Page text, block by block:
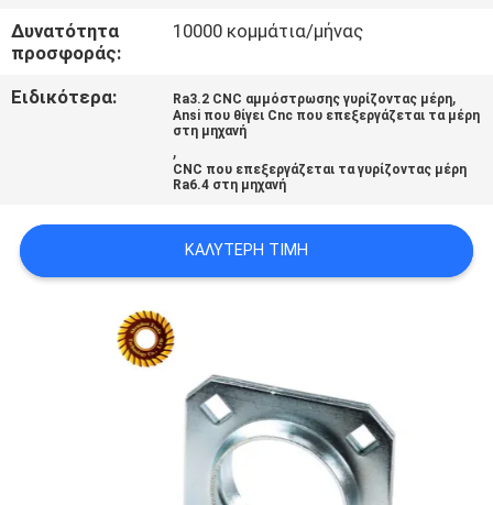
ΠΡΟΣΦΟΡΆ
ΧΆΡΤΗΣ
ΙΣΤΟΣΕΛΊΔΑΣ
ΠΟΛΙΤΙΚΉ
ΑΠΟΡΡΉΤΟΥ
Δυνατότητα
προσφοράς:
10000 κομμάτια/μήνας
Ειδικότερα: Ra3.2 CNC αμμόστρωσης γυρίζοντας μέρη,
Ansi που θίγει Cnc που επεξεργάζεται τα μέρη
στη μηχανή
,
CNC που επεξεργάζεται τα γυρίζοντας μέρη
Ra6.4 στη μηχανή
ΚΑΛΎΤΕΡΗ ΤΙΜΉ